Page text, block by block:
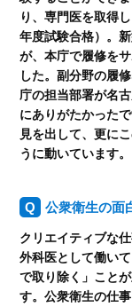
り、専門医を取得
年度試験合格）。
が、本庁で履修を
した。副分野の履
庁の担当部署が名
にありがたかった
見を出して、更に
うに動いています。
公衆衛生の面
クリエイティブな
外科医として働い
で取り除く」こと
す。公衆衛生の仕